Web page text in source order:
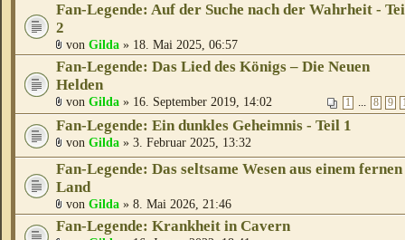
Fan-Legende: Auf der Suche nach der Wahrheit -
2
von Gilda » 18. Mai 2025, 06:57
Fan-Legende: Das Lied des Königs – Die Neuen
Helden
1 ... 8 9
von Gilda » 16. September 2019, 14:02
Fan-Legende: Ein dunkles Geheimnis - Teil 1
von Gilda » 3. Februar 2025, 13:32
Fan-Legende: Das seltsame Wesen aus einem fernen
Land
von Gilda » 8. Mai 2026, 21:46
Fan-Legende: Krankheit in Cavern